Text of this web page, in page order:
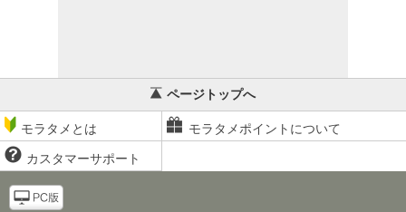
ページトップへ
モラタメとは モラタメポイントについて
カスタマーサポート